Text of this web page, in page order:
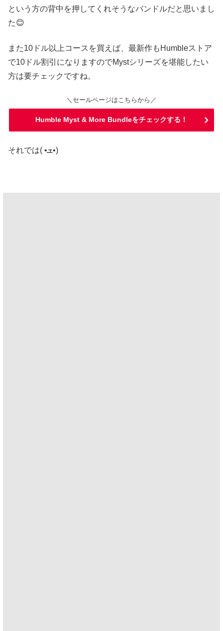
という方の背中を押してくれそうなバンドルだと思いまし
た😊
また10ドル以上コースを買えば、最新作もHumbleストア
で10ドル割引になりますのでMystシリーズを堪能したい
方は要チェックですね。
＼セールページはこちらから／
Humble Myst & More Bundleをチェックする！
それでは( •ܫ•)